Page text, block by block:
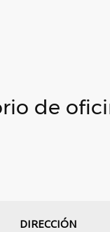
de
DIRECCIÓN